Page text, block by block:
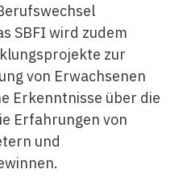
SBFI wird zudem
zur
von Erwachsenen
Erkenntnisse über die
Erfahrungen von
und